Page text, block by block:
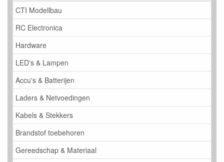
CTI Modellbau
RC Electronica
Hardware
LED's & Lampen
Accu's & Batterijen
Laders & Netvoedingen
Kabels & Stekkers
Brandstof toebehoren
Gereedschap & Materiaal